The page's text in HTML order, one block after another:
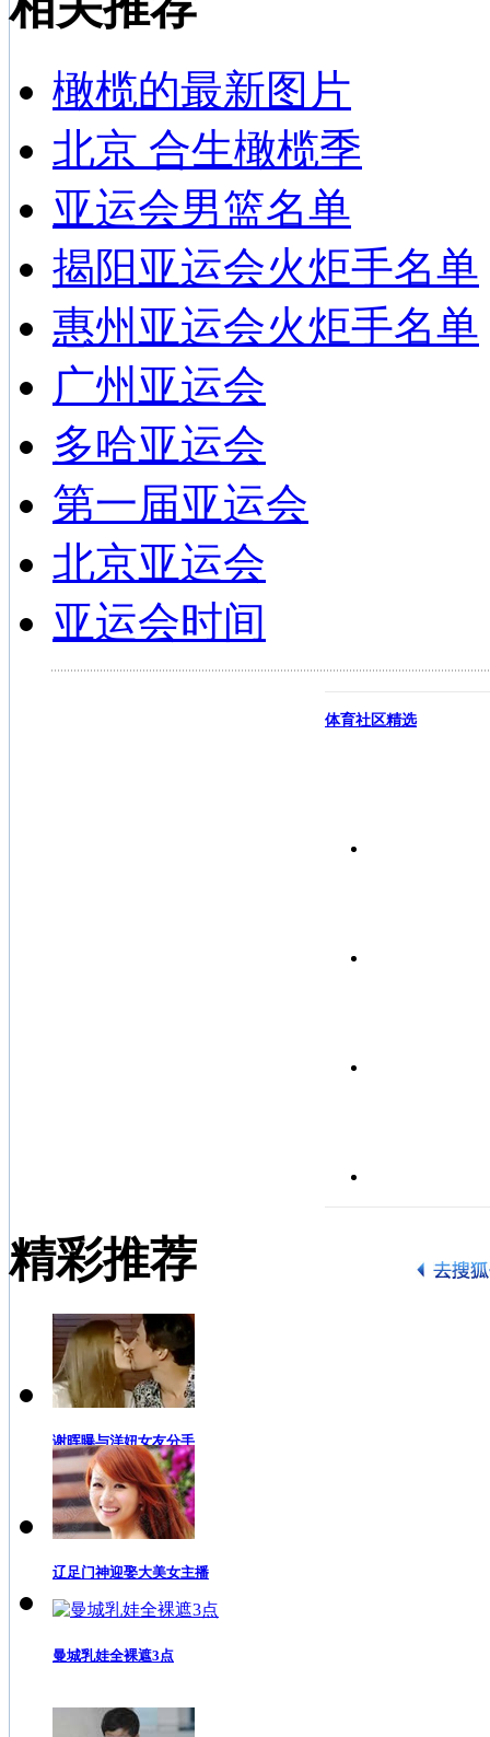
橄榄的最新图片
北京 合生橄榄季
亚运会男篮名单
揭阳亚运会火炬手名单
惠州亚运会火炬手名单
广州亚运会
多哈亚运会
第一届亚运会
北京亚运会
亚运会时间
体育社区精选
精彩推荐
谢晖曝与洋妞女友分手
辽足门神迎娶大美女主播
曼城乳娃全裸遮3点